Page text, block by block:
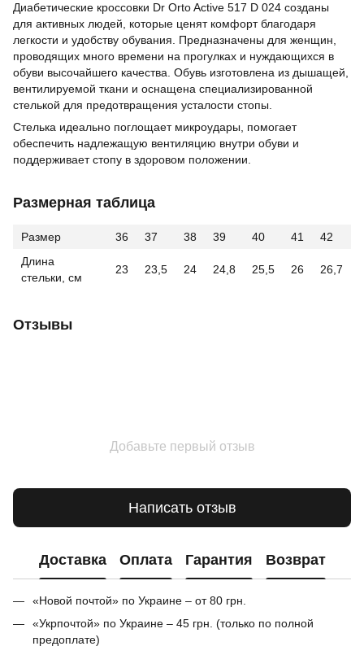
Диабетические кроссовки Dr Orto Active 517 D 024 созданы
для активных людей, которые ценят комфорт благодаря
легкости и удобству обувания. Предназначены для женщин,
проводящих много времени на прогулках и нуждающихся в
обуви высочайшего качества. Обувь изготовлена из дышащей,
вентилируемой ткани и оснащена специализированной
стелькой для предотвращения усталости стопы.
Стелька идеально поглощает микроудары, помогает
обеспечить надлежащую вентиляцию внутри обуви и
поддерживает стопу в здоровом положении.
Размерная таблица
Размер 36 37 38 39 40 41
42
Длина
стельки, см
23 23,5 24 24,8 25,5 26 26,7
Отзывы
Добавьте первый отзыв
Написать отзыв
Доставка Оплата Гарантия Возврат
«Новой почтой» по Украине – от 80 грн.
«Укрпочтой» по Украине – 45 грн. (только по полной
предоплате)